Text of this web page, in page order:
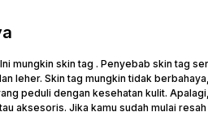
mungkin skin tag . Penyebab skin tag
leher. Skin tag mungkin tidak
peduli dengan kesehatan kulit.
aksesoris. Jika kamu sudah mulai